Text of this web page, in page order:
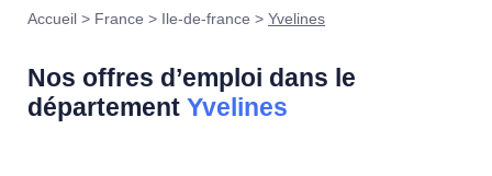
Accueil > France > Ile-de-france > Yvelines
Nos offres d’emploi dans le
département Yvelines